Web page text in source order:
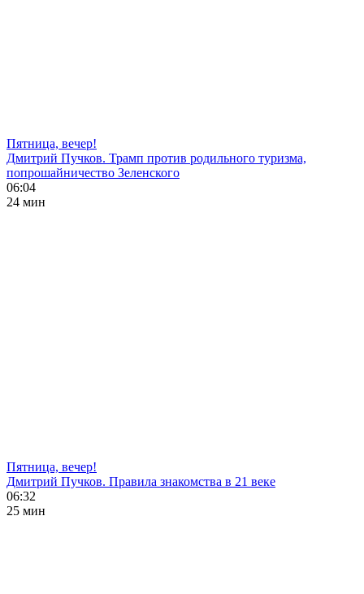
Пятница, вечер!
Дмитрий Пучков. Трамп против родильного туризма,
попрошайничество Зеленского
06:04
24 мин
Пятница, вечер!
Дмитрий Пучков. Правила знакомства в 21 веке
06:32
25 мин